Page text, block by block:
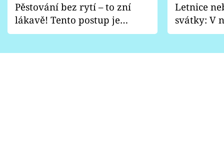
Pěstování bez rytí – to zní
lákavě! Tento postup je
vhodný jen pro některé
Letnice
svátky: V
pondělí